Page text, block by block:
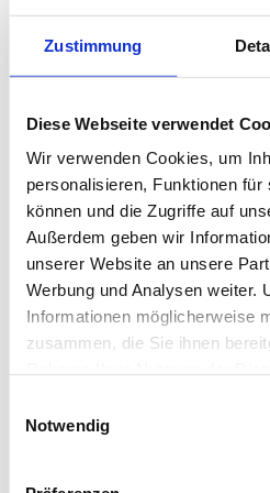
Zustimmung
Diese Webseite verwendet
Wir verwenden Cookies, um
personalisieren, Funktionen
können und die Zugriffe auf
Außerdem geben wir
unserer Website an unsere
Werbung und Analysen weiter.
Informationen möglicherweise
zusammen, die Sie ihnen
Notwendig
Bis 60 Tage vorab
Best-Preis-Garantie für Ihren
Kartenzahlung möglich
Endreinigung inklusive
Gäste-App mit digitalen
Peterstraße 16, 26486
Objekt-Nr.: 010019
Diese Unterkunft teilen: